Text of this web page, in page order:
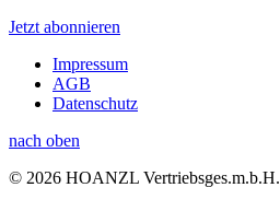
Jetzt abonnieren
Impressum
AGB
Datenschutz
nach oben
© 2026 HOANZL Vertriebsges.m.b.H.